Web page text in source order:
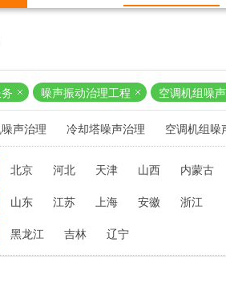
噪声振动治理工程 空调机组噪
声治理 冷却塔噪声治理 空调机组噪
北京 河北 天津 山西
内蒙古
山东 江苏 上海 安徽
浙江
黑龙江 吉林 辽宁